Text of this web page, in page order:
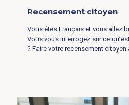
Recensement citoyen
Vous êtes Français et vous allez
Vous vous interrogez sur ce
? Faire votre recensement citoyen